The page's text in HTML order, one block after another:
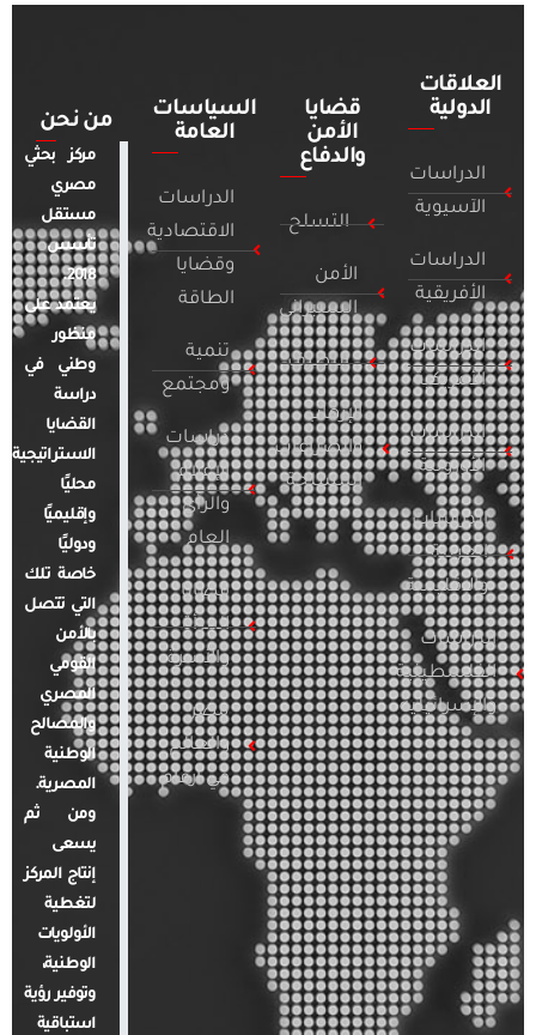
العلاقات
الدولية
الدراسات
الآسيوية
الدراسات
الأفريقية
الدراسات
الأمريكية
الدراسات
الأوروبية
الدراسات
العربية
والإقليمية
الدراسات
الفلسطينية
والإسرائيلية
قضايا
الأمن
والدفاع
التسلح
الأمن
السيبراني
التطرف
الإرهاب
والصراعات
المسلحة
السياسات
العامة
الدراسات
الاقتصادية
وقضايا
الطاقة
تنمية
ومجتمع
دراسات
الإعلام
والرأي
العام
قضايا
المرأة
والأسرة
مصر
والعالم
في أرقام
من نحن
مركز بحثي
مصري
مستقل
تأسس
2018.
يعتمد على
منظور
وطني في
دراسة
القضايا
الاستراتيجية
محليًا
وإقليميًا
ودوليًا
خاصة تلك
التي تتصل
بالأمن
القومي
المصري
والمصالح
الوطنية
المصرية.
ومن ثم
يسعى
إنتاج المركز
لتغطية
الأولويات
الوطنية،
وتوفير رؤية
استباقية